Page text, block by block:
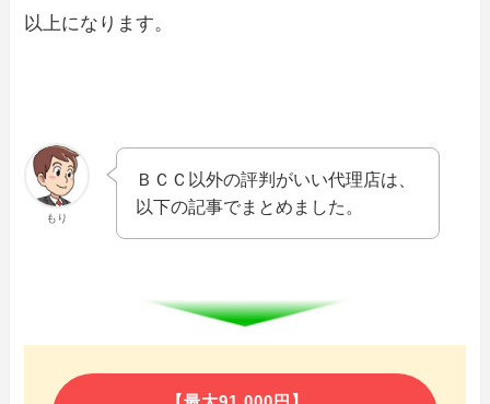
以上になります。
もり
ＢＣＣ以外の評判がいい代理店は、
以下の記事でまとめました。